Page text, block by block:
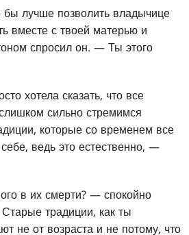
лучше позволить владычице
вместе с твоей матерью и
спросил он. — Ты этого
хотела сказать, что все
сильно стремимся
которые со временем все
ведь это естественно, —
в их смерти? — спокойно
традиции, как ты
не от возраста и не потому, что